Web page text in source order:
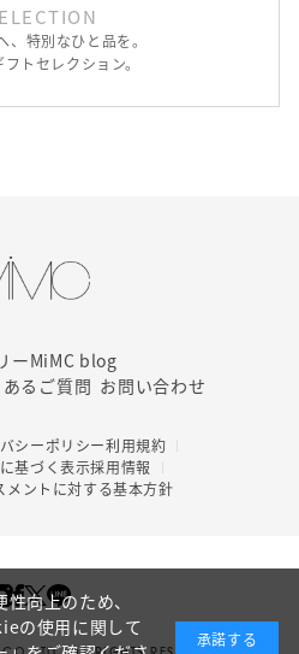
、特別なひと品を。
トセレクション。
ーMiMC blog
るご質問 お問い合わせ
シーポリシー利用規約
基づく表示採用情報
メントに対する基本方針
向上のため、
の使用に関して
承諾する